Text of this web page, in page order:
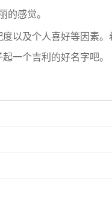
的感觉。
及个人喜好等因素
起一个吉利的好名字吧。